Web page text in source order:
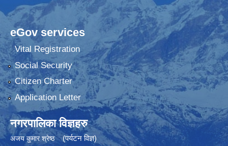
eGov services
Vital Registration
Social Security
Citizen Charter
Application Letter
नगरपालिका विज्ञहरु
अजय कुमार श्रेष्ठ (पर्यटन विज्ञ)